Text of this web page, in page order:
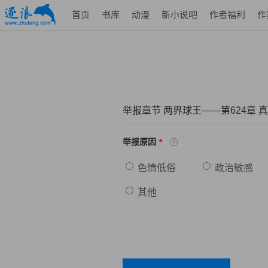
首页 书库 动漫 新小说吧 作者福利 作
举报章节 两界球王——第624章
举报原因 *
色情低俗 政治敏感
其他